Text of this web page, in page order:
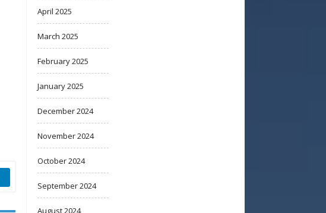
April 2025
March 2025
February 2025
January 2025
December 2024
November 2024
October 2024
September 2024
August 2024